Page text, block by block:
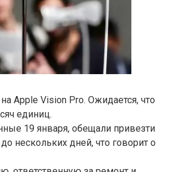
Apple Vision Pro. Ожидается, что
единиц.
19 января, обещали привезти
нескольких дней, что говорит о